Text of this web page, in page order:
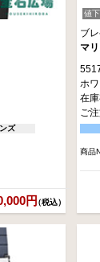
ズ
円（税込）
値
ブ
マ
ホ
在
ご
商品